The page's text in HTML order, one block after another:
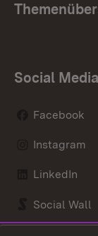
Social Media
Facebook
Instagram
LinkedIn
Social Wall